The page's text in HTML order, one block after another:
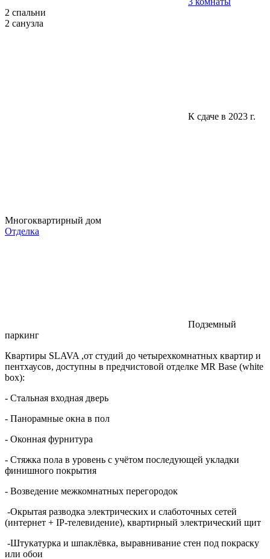
2 спальни
2 санузла
К сдаче в 2023 г.
Многоквартирный дом
Отделка
Подземный
паркинг
Квартиры SLAVA ,от студий до четырехкомнатных квартир и
пентхаусов, доступны в предчистовой отделке MR Base (white
box):
- Стальная входная дверь
- Панорамные окна в пол
- Оконная фурнитура
- Стяжка пола в уровень с учётом последующей укладки
финишного покрытия
- Возведение межкомнатных перегородок
-Окрытая разводка электрических и слаботочных сетей
(интернет + IP-телевидение), квартирный электрический щит
-Штукатурка и шпаклёвка, выравнивание стен под покраску
или обои